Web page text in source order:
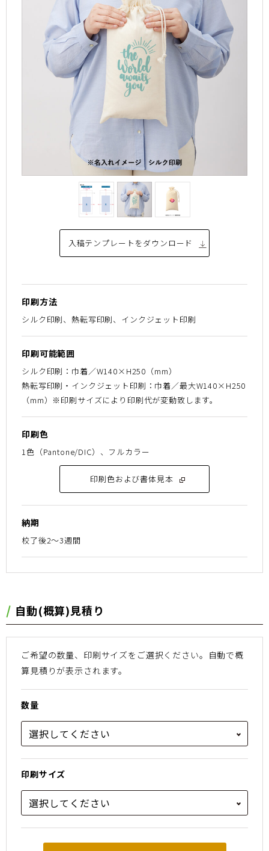
入稿テンプレートをダウンロード
印刷方法
シルク印刷、熱転写印刷、インクジェット印刷
印刷可能範囲
シルク印刷：巾着／W140×H250（mm）
熱転写印刷・インクジェット印刷：巾着／最大W140×H250
（mm）※印刷サイズにより印刷代が変動致します。
印刷色
1色（Pantone/DIC）、フルカラー
印刷色および書体見本
納期
校了後2〜3週間
⾃動(概算)⾒積り
ご希望の数量、印刷サイズをご選択ください。 ⾃動で概
算⾒積りが表⽰されます。
数量
印刷サイズ